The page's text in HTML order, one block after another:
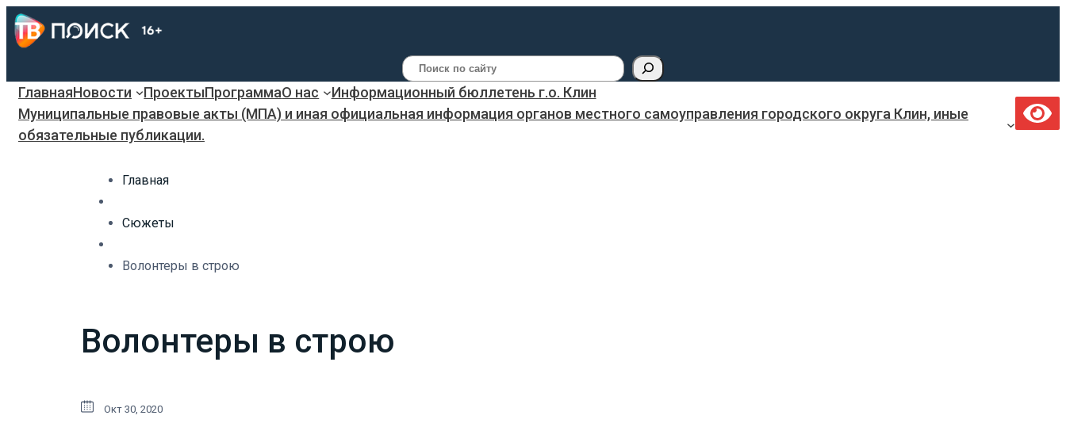
Поиск
ГлавнаяНовости ПроектыПрограммаО нас
Информационный бюллетень г.о. Клин
Муниципальные правовые акты (МПА) и иная официальная информация органов местного самоуправления городского округа Клин, иные
обязательные публикации.
Главная
Сюжеты
Волонтеры в строю
Волонтеры в строю
Окт 30, 2020